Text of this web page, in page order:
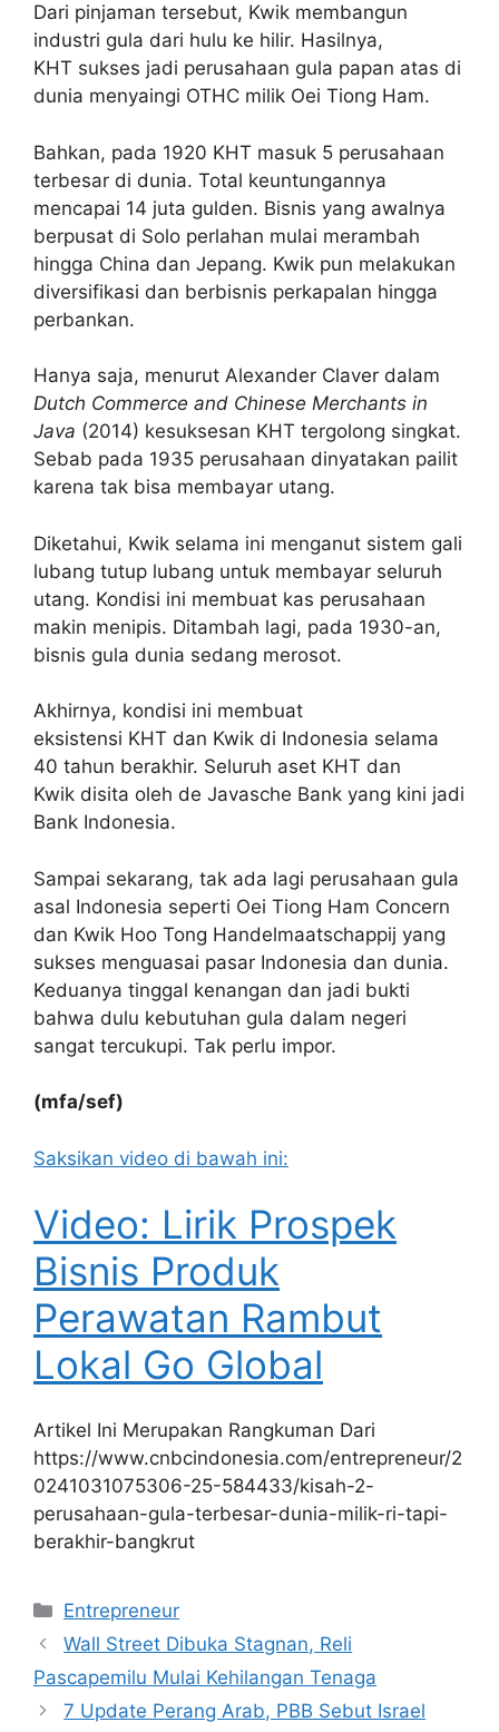
Dari pinjaman tersebut, Kwik membangun
industri gula dari hulu ke hilir. Hasilnya,
KHT sukses jadi perusahaan gula papan atas di
dunia menyaingi OTHC milik Oei Tiong Ham.
Bahkan, pada 1920 KHT masuk 5 perusahaan
terbesar di dunia. Total keuntungannya
mencapai 14 juta gulden. Bisnis yang awalnya
berpusat di Solo perlahan mulai merambah
hingga China dan Jepang. Kwik pun melakukan
diversifikasi dan berbisnis perkapalan hingga
perbankan.
Hanya saja, menurut Alexander Claver dalam
Dutch Commerce and Chinese Merchants in
Java (2014) kesuksesan KHT tergolong singkat.
Sebab pada 1935 perusahaan dinyatakan pailit
karena tak bisa membayar utang.
Diketahui, Kwik selama ini menganut sistem gali
lubang tutup lubang untuk membayar seluruh
utang. Kondisi ini membuat kas perusahaan
makin menipis. Ditambah lagi, pada 1930-an,
bisnis gula dunia sedang merosot.
Akhirnya, kondisi ini membuat
eksistensi KHT dan Kwik di Indonesia selama
40 tahun berakhir. Seluruh aset KHT dan
Kwik disita oleh de Javasche Bank yang kini jadi
Bank Indonesia.
Sampai sekarang, tak ada lagi perusahaan gula
asal Indonesia seperti Oei Tiong Ham Concern
dan Kwik Hoo Tong Handelmaatschappij yang
sukses menguasai pasar Indonesia dan dunia.
Keduanya tinggal kenangan dan jadi bukti
bahwa dulu kebutuhan gula dalam negeri
sangat tercukupi. Tak perlu impor.
(mfa/sef)
Saksikan video di bawah ini:
Video: Lirik Prospek
Bisnis Produk
Perawatan Rambut
Lokal Go Global
Artikel Ini Merupakan Rangkuman Dari
https://www.cnbcindonesia.com/entrepreneur/2
0241031075306-25-584433/kisah-2-
perusahaan-gula-terbesar-dunia-milik-ri-tapi-
berakhir-bangkrut
Kategori
Entrepreneur
Wall Street Dibuka Stagnan, Reli
Pascapemilu Mulai Kehilangan Tenaga
7 Update Perang Arab, PBB Sebut Israel